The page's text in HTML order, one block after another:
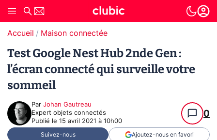
Accueil Maison connectée
Test Google Nest Hub 2nde Gen :
l’écran connecté qui surveille votre
sommeil
Par Johan Gautreau
Expert objets connectés
Publié le 15 avril 2021 à 10h00
0
Suivez-nous Ajoutez-nous en favori